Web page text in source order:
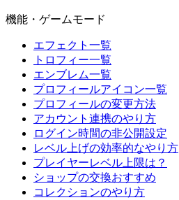
機能・ゲームモード
エフェクト一覧
トロフィー一覧
エンブレム一覧
プロフィールアイコン一覧
プロフィールの変更方法
アカウント連携のやり方
ログイン時間の非公開設定
レベル上げの効率的なやり方
プレイヤーレベル上限は？
ショップの交換おすすめ
コレクションのやり方